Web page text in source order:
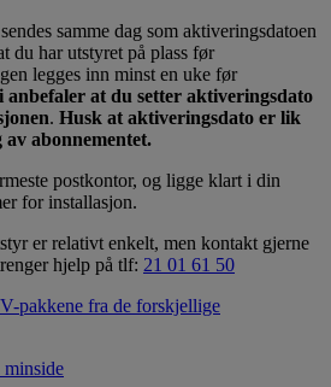
samme dag som aktiveringsdatoen
du har utstyret på plass før
legges inn minst en uke før
anbefaler at du setter aktiveringsdato
. Husk at aktiveringsdato er lik
abonnementet.
postkontor, og ligge klart i din
for installasjon.
er relativt enkelt, men kontakt gjerne
hjelp på tlf: 21 01 61 50
pakkene fra de forskjellige